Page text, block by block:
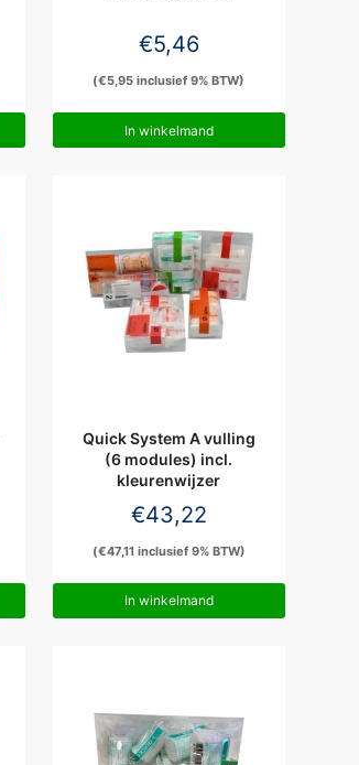
€5,46
(€5,95 inclusief 9% BTW)
In winkelmand
Quick System A vulling
(6 modules) incl.
kleurenwijzer
€43,22
(€47,11 inclusief 9% BTW)
In winkelmand